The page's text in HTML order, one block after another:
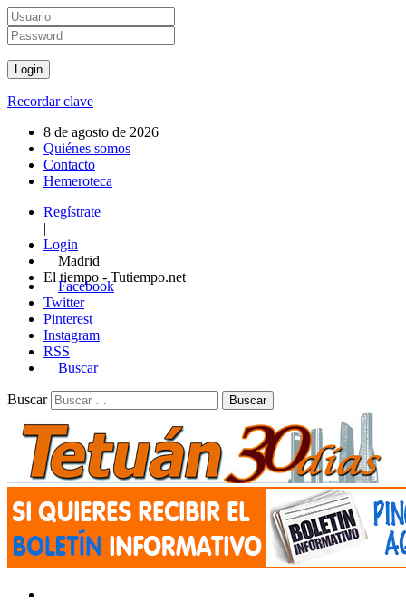
Recordar clave
8 de agosto de 2026
Quiénes somos
Contacto
Hemeroteca
Regístrate
|
Login
Madrid
El tiempo - Tutiempo.net
Facebook
Twitter
Pinterest
Instagram
RSS
Buscar
Buscar